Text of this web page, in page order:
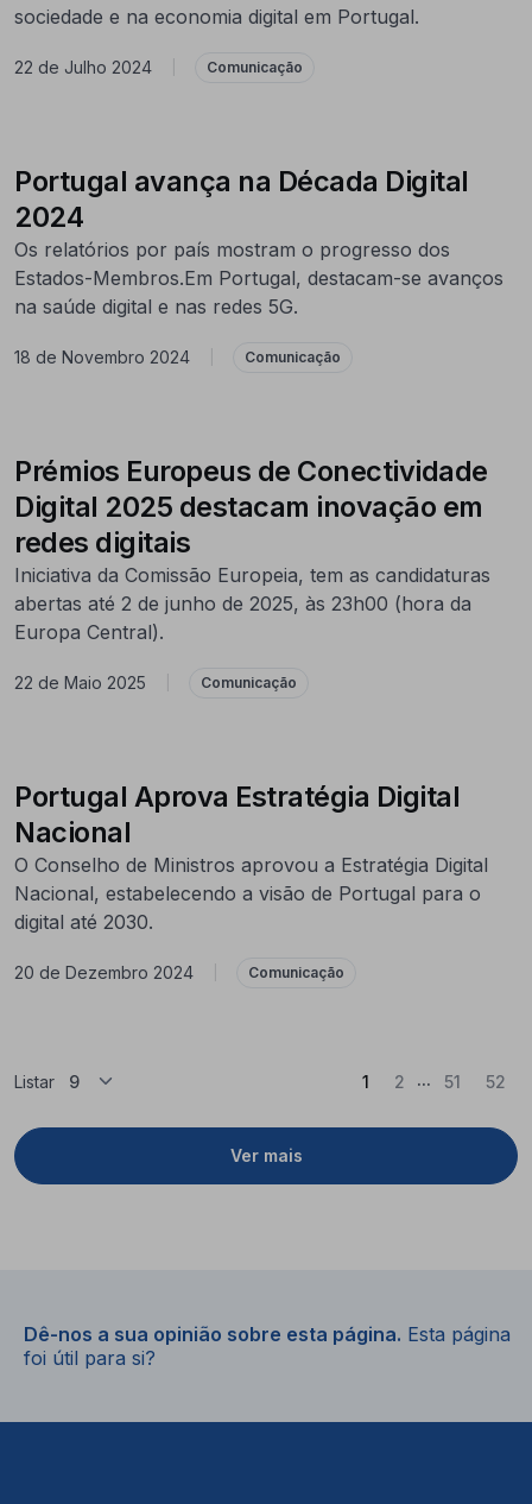
sociedade e na economia digital em Portugal.
22 de Julho 2024 Comunicação
Portugal avança na Década Digital
2024
Os relatórios por país mostram o progresso dos
Estados-Membros.Em Portugal, destacam-se avanços
na saúde digital e nas redes 5G.
18 de Novembro 2024 Comunicação
Prémios Europeus de Conectividade
Digital 2025 destacam inovação em
redes digitais
Iniciativa da Comissão Europeia, tem as candidaturas
abertas até 2 de junho de 2025, às 23h00 (hora da
Europa Central).
22 de Maio 2025 Comunicação
Portugal Aprova Estratégia Digital
Nacional
O Conselho de Ministros aprovou a Estratégia Digital
Nacional, estabelecendo a visão de Portugal para o
digital até 2030.
20 de Dezembro 2024 Comunicação
Listar
Ver mais
1 (Atual)
2 ... 51 52
Dê-nos a sua opinião sobre esta página. Esta página
foi útil para si?